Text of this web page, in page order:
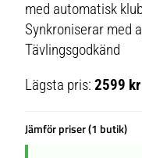
Lägsta pris:2599 kr
Jämför priser (1 butik)